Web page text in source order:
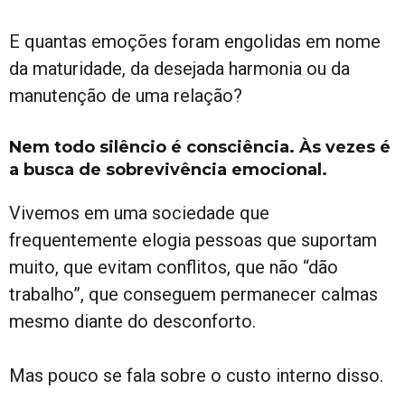
E quantas emoções foram engolidas em nome
da maturidade, da desejada harmonia ou da
manutenção de uma relação?
Nem todo silêncio é consciência. Às vezes é
a busca de sobrevivência emocional.
Vivemos em uma sociedade que
frequentemente elogia pessoas que suportam
muito, que evitam conflitos, que não “dão
trabalho”, que conseguem permanecer calmas
mesmo diante do desconforto.
Mas pouco se fala sobre o custo interno disso.